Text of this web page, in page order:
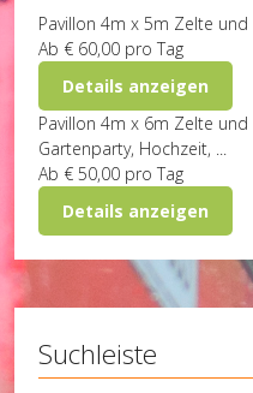
Pavillon 4m x 5m Zelte und
Ab € 60,00 pro Tag
Details anzeigen
Pavillon 4m x 6m Zelte und
Gartenparty, Hochzeit, ...
Ab € 50,00 pro Tag
Details anzeigen
Suchleiste